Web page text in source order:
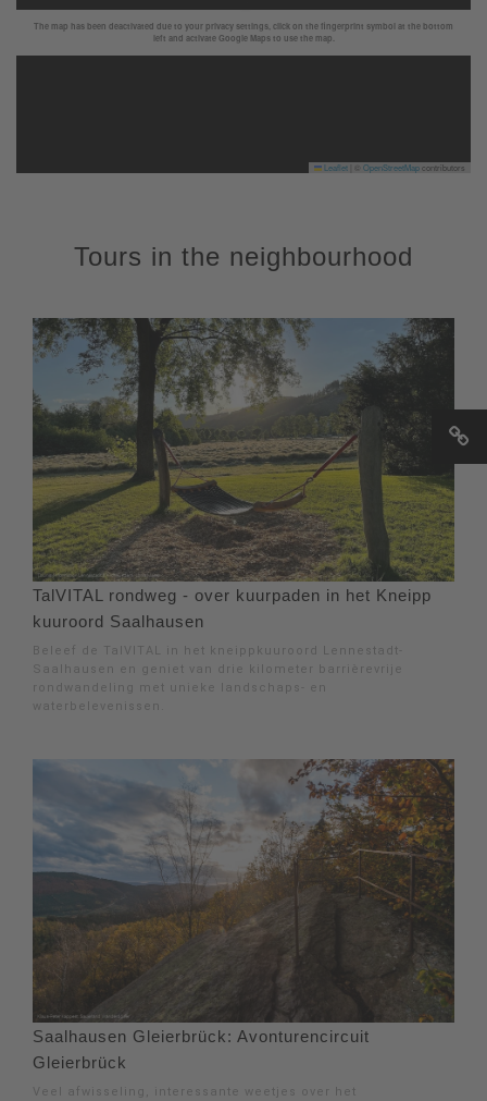
The map has been deactivated due to your privacy settings, click on the fingerprint symbol at the bottom
left and activate Google Maps to use the map.
Leaflet OpenStreetMapcontributors
Tours in the neighbourhood
TalVITAL rondweg - over kuurpaden in het Kneipp
kuuroord Saalhausen
Beleef de TalVITAL in het kneippkuuroord Lennestadt-
Saalhausen en geniet van drie kilometer barrièrevrije
rondwandeling met unieke landschaps- en
waterbelevenissen.
Saalhausen Gleierbrück: Avonturencircuit
Gleierbrück
Veel afwisseling, interessante weetjes over het